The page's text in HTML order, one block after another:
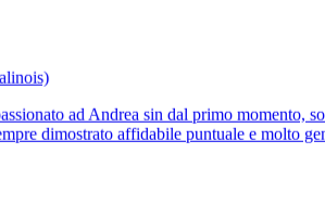
ad Andrea sin dal primo momento,
dimostrato affidabile puntuale e molto